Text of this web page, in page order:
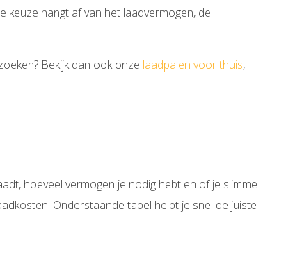
hangt af van het laadvermogen, de
Bekijk dan ook onze laadpalen voor thuis,
hoeveel vermogen je nodig hebt en of je slimme
Onderstaande tabel helpt je snel de juiste